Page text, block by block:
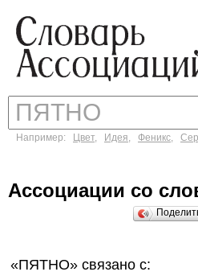
Например: Цвет, Идея, Феникс,
Ассоциации со
«ПЯТНО» связано с: